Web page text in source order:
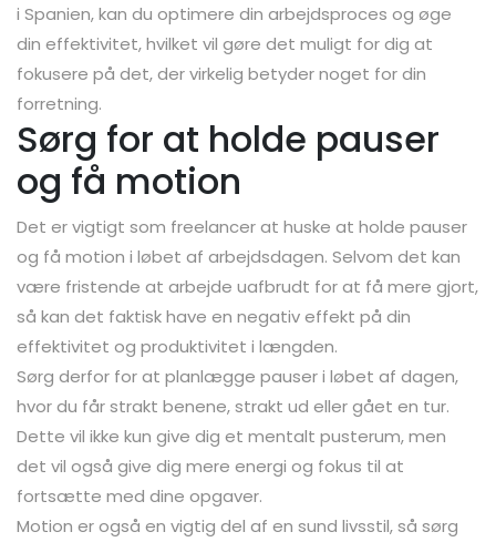
i Spanien, kan du optimere din arbejdsproces og øge
din effektivitet, hvilket vil gøre det muligt for dig at
fokusere på det, der virkelig betyder noget for din
forretning.
Sørg for at holde pauser
og få motion
Det er vigtigt som freelancer at huske at holde pauser
og få motion i løbet af arbejdsdagen. Selvom det kan
være fristende at arbejde uafbrudt for at få mere gjort,
så kan det faktisk have en negativ effekt på din
effektivitet og produktivitet i længden.
Sørg derfor for at planlægge pauser i løbet af dagen,
hvor du får strakt benene, strakt ud eller gået en tur.
Dette vil ikke kun give dig et mentalt pusterum, men
det vil også give dig mere energi og fokus til at
fortsætte med dine opgaver.
Motion er også en vigtig del af en sund livsstil, så sørg